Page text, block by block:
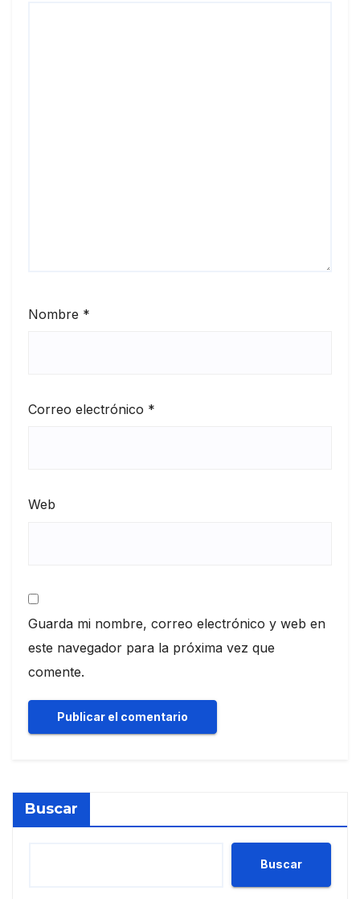
Nombre *
Correo electrónico *
Web
Guarda mi nombre, correo electrónico y web en
este navegador para la próxima vez que
comente.
Buscar
Buscar